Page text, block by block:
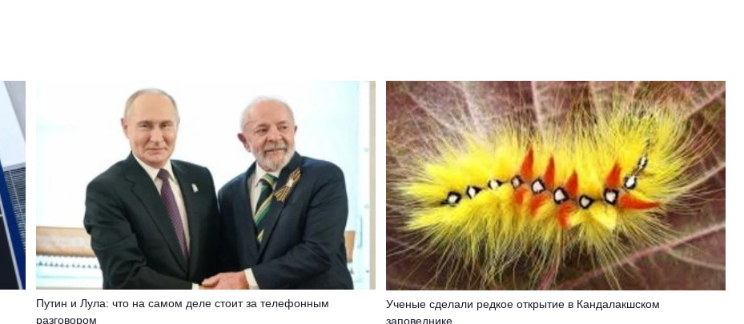
Путин и Лула: что на самом деле стоит за телефонным
разговором
Ученые сделали редкое открытие в Кандалакшском
заповеднике